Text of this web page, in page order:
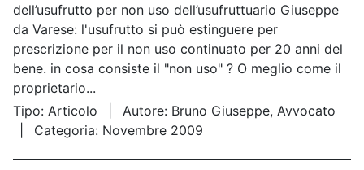
dell’usufrutto per non uso dell’usufruttuario Giuseppe
da Varese: l'usufrutto si può estinguere per
prescrizione per il non uso continuato per 20 anni del
bene. in cosa consiste il "non uso" ? O meglio come il
proprietario...
Tipo: Articolo Autore: Bruno Giuseppe, Avvocato
Categoria: Novembre 2009